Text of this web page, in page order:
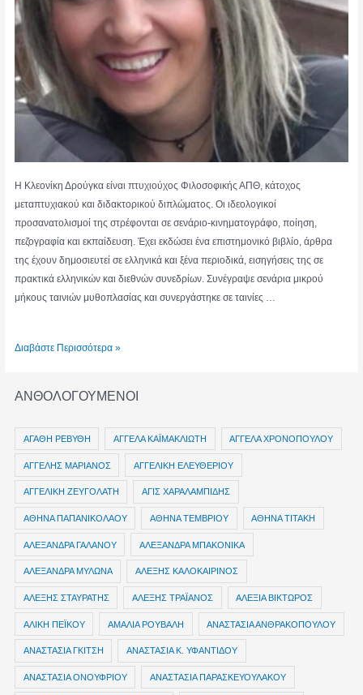
Η Κλεονίκη Δρούγκα είναι πτυχιούχος Φιλοσοφικής ΑΠΘ, κάτοχος
μεταπτυχιακού και διδακτορικού διπλώματος. Οι ιδεολογικοί
προσανατολισμοί της στρέφονται σε σενάριο-κινηματογράφο, ποίηση,
πεζογραφία και εκπαίδευση. Έχει εκδώσει ένα επιστημονικό βιβλίο, άρθρα
της έχουν δημοσιευτεί σε ελληνικά και ξένα περιοδικά, εισηγήσεις της σε
πρακτικά ελληνικών και διεθνών συνεδρίων. Συνέγραψε σενάρια μικρού
μήκους ταινιών μυθοπλασίας και συνεργάστηκε σε ταινίες …
ΚΛΕΟΝΙΚΗ
Διαβάστε Περισσότερα »
ΑΝΘΟΛΟΓΟΥΜΕΝΟΙ
ΑΓΑΘΗ ΡΕΒΥΘΗ ΑΓΓΕΛΑ ΚΑΪΜΑΚΛΙΩΤΗ ΑΓΓΕΛΑ ΧΡΟΝΟΠΟΥΛΟΥ
ΑΓΓΕΛΗΣ ΜΑΡΙΑΝΟΣ ΑΓΓΕΛΙΚΗ ΕΛΕΥΘΕΡΙΟΥ
ΑΓΓΕΛΙΚΗ ΖΕΥΓΟΛΑΤΗ ΑΓΙΣ ΧΑΡΑΛΑΜΠΙΔΗΣ
ΑΘΗΝΑ ΠΑΠΑΝΙΚΟΛΑΟΥ ΑΘΗΝΑ ΤΕΜΒΡΙΟΥ ΑΘΗΝΑ ΤΙΤΑΚΗ
ΑΛΕΞΑΝΔΡΑ ΓΑΛΑΝΟΥ ΑΛΕΞΑΝΔΡΑ ΜΠΑΚΟΝΙΚΑ
ΑΛΕΞΑΝΔΡΑ ΜΥΛΩΝΑ ΑΛΕΞΗΣ ΚΑΛΟΚΑΙΡΙΝΟΣ
ΑΛΕΞΗΣ ΣΤΑΥΡΑΤΗΣ ΑΛΕΞΗΣ ΤΡΑΪΑΝΟΣ ΑΛΕΞΙΑ ΒΙΚΤΩΡΟΣ
ΑΛΙΚΗ ΠΕΪΚΟΥ ΑΜΑΛΙΑ ΡΟΥΒΑΛΗ ΑΝΑΣΤΑΣΙΑ ΑΝΘΡΑΚΟΠΟΥΛΟΥ
ΑΝΑΣΤΑΣΙΑ ΓΚΙΤΣΗ ΑΝΑΣΤΑΣΙΑ Κ. ΥΦΑΝΤΙΔΟΥ
ΑΝΑΣΤΑΣΙΑ ΟΝΟΥΦΡΙΟΥ ΑΝΑΣΤΑΣΙΑ ΠΑΡΑΣΚΕΥΟΥΛΑΚΟΥ